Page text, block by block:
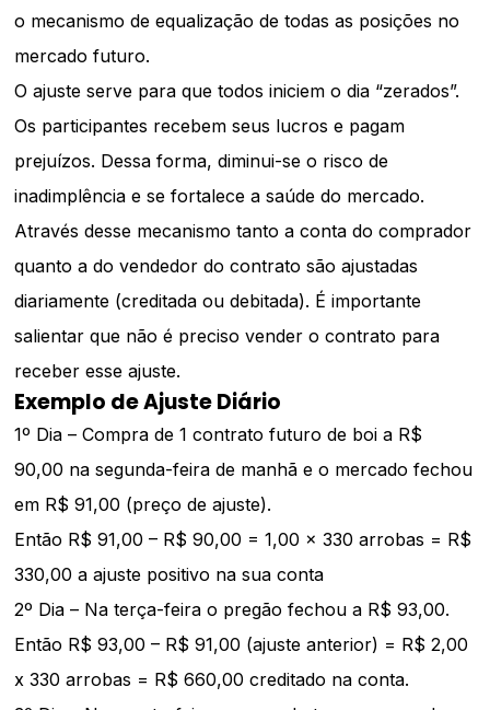
o mecanismo de equalização de todas as posições no
mercado futuro.
O ajuste serve para que todos iniciem o dia “zerados”.
Os participantes recebem seus lucros e pagam
prejuízos. Dessa forma, diminui-se o risco de
inadimplência e se fortalece a saúde do mercado.
Através desse mecanismo tanto a conta do comprador
quanto a do vendedor do contrato são ajustadas
diariamente (creditada ou debitada). É importante
salientar que não é preciso vender o contrato para
receber esse ajuste.
Exemplo de Ajuste Diário
1º Dia – Compra de 1 contrato futuro de boi a R$
90,00 na segunda-feira de manhã e o mercado fechou
em R$ 91,00 (preço de ajuste).
Então R$ 91,00 – R$ 90,00 = 1,00 x 330 arrobas = R$
330,00 a ajuste positivo na sua conta
2º Dia – Na terça-feira o pregão fechou a R$ 93,00.
Então R$ 93,00 – R$ 91,00 (ajuste anterior) = R$ 2,00
x 330 arrobas = R$ 660,00 creditado na conta.